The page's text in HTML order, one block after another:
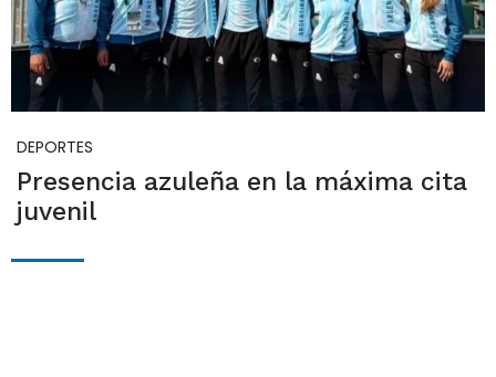
DEPORTES
Presencia azuleña en la máxima cita
juvenil